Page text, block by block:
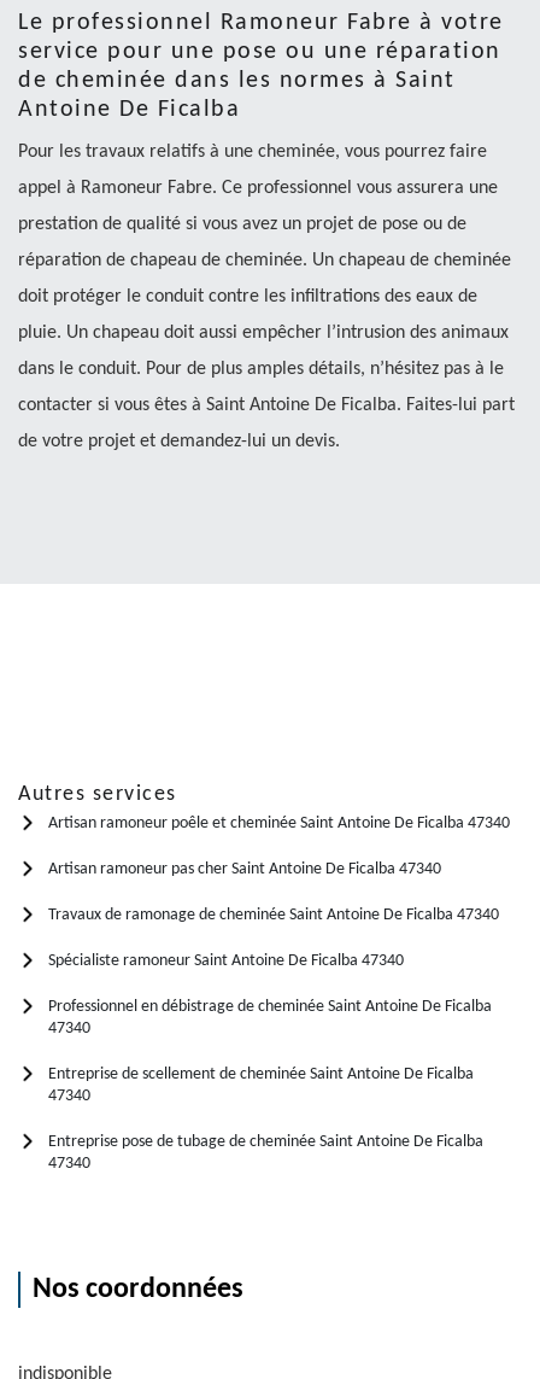
Le professionnel Ramoneur Fabre à votre
service pour une pose ou une réparation
de cheminée dans les normes à Saint
Antoine De Ficalba
Pour les travaux relatifs à une cheminée, vous pourrez faire
appel à Ramoneur Fabre. Ce professionnel vous assurera une
prestation de qualité si vous avez un projet de pose ou de
réparation de chapeau de cheminée. Un chapeau de cheminée
doit protéger le conduit contre les infiltrations des eaux de
pluie. Un chapeau doit aussi empêcher l’intrusion des animaux
dans le conduit. Pour de plus amples détails, n’hésitez pas à le
contacter si vous êtes à Saint Antoine De Ficalba. Faites-lui part
de votre projet et demandez-lui un devis.
Autres services
Artisan ramoneur poêle et cheminée Saint Antoine De Ficalba 47340
Artisan ramoneur pas cher Saint Antoine De Ficalba 47340
Travaux de ramonage de cheminée Saint Antoine De Ficalba 47340
Spécialiste ramoneur Saint Antoine De Ficalba 47340
Professionnel en débistrage de cheminée Saint Antoine De Ficalba
47340
Entreprise de scellement de cheminée Saint Antoine De Ficalba
47340
Entreprise pose de tubage de cheminée Saint Antoine De Ficalba
47340
Nos coordonnées
indisponible